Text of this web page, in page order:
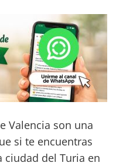
Valencia son una
si te encuentras
ciudad del Turia en